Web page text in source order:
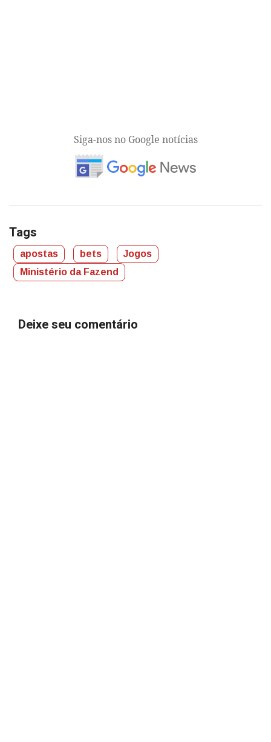
Siga-nos no Google notícias
Tags
apostas bets
Jogos
Ministério da Fazend
Deixe seu comentário